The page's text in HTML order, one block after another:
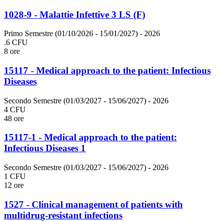
1028-9 - Malattie Infettive 3 LS (F)
Primo Semestre (01/10/2026 - 15/01/2027) - 2026
.6 CFU
8 ore
15117 - Medical approach to the patient: Infectious
Diseases
Secondo Semestre (01/03/2027 - 15/06/2027) - 2026
4 CFU
48 ore
15117-1 - Medical approach to the patient:
Infectious Diseases 1
Secondo Semestre (01/03/2027 - 15/06/2027) - 2026
1 CFU
12 ore
1527 - Clinical management of patients with
multidrug-resistant infections